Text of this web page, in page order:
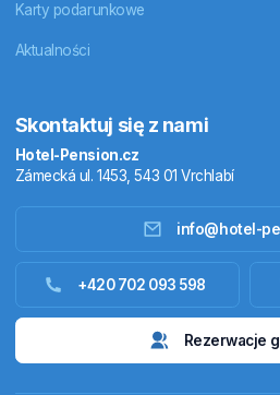
Zakwaterowanie za
Karty podarunkowe
Aktualności
Skontaktuj się z nami
Hotel-Pension.cz
Zámecká ul. 1453, 543 01 Vrchlabí
info@hotel-
+420 702 093 598
Rezerwacje